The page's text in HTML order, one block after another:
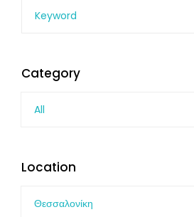
Category
All
Location
Θεσσαλονίκη